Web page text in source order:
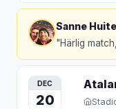
Sanne
"Härlig
DEC
20